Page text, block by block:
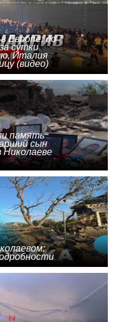
Европе: до
сутки
Италия
(видео)
память
сын